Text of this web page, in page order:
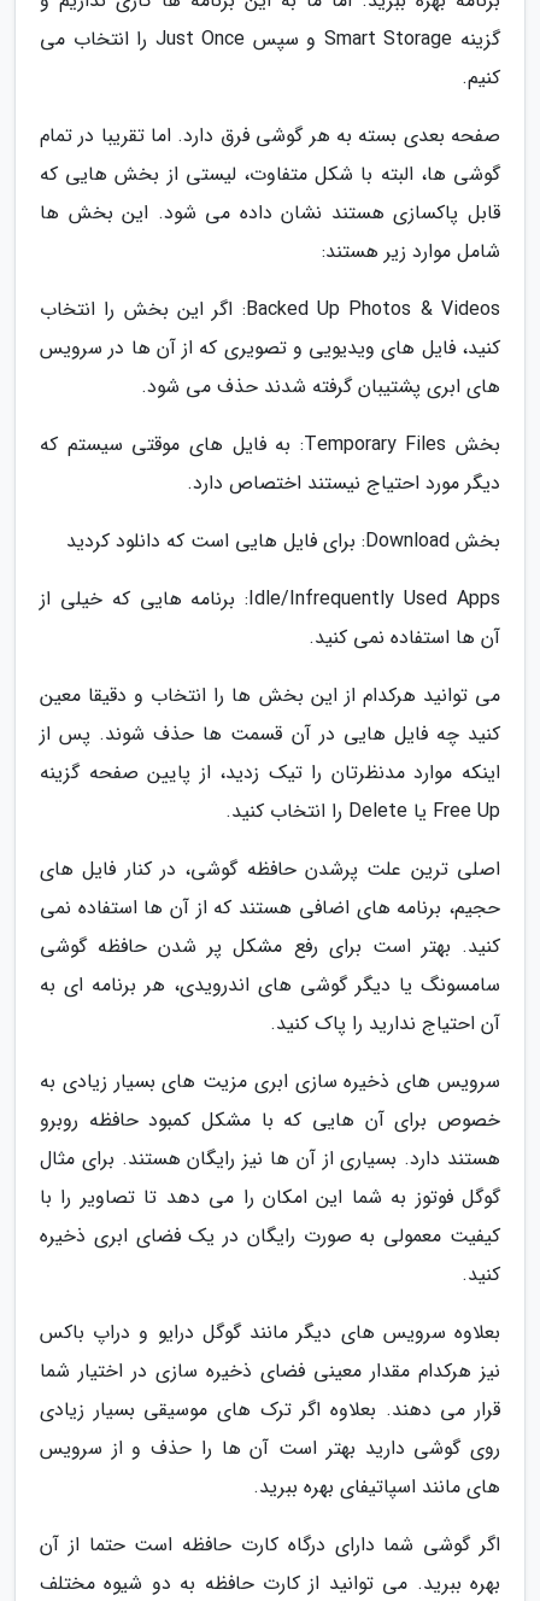
گزینه Smart Storage و سپس Just Once را انتخاب می
کنیم.
صفحه بعدی بسته به هر گوشی فرق دارد. اما تقریبا در تمام
گوشی ها، البته با شکل متفاوت، لیستی از بخش هایی که
قابل پاکسازی هستند نشان داده می شود. این بخش ها
شامل موارد زیر هستند:
Backed Up Photos & Videos: اگر این بخش را انتخاب
کنید، فایل های ویدیویی و تصویری که از آن ها در سرویس
های ابری پشتیبان گرفته شدند حذف می شود.
بخش Temporary Files: به فایل های موقتی سیستم که
دیگر مورد احتیاج نیستند اختصاص دارد.
بخش Download: برای فایل هایی است که دانلود کردید
Idle/Infrequently Used Apps: برنامه هایی که خیلی از
آن ها استفاده نمی کنید.
می توانید هرکدام از این بخش ها را انتخاب و دقیقا معین
کنید چه فایل هایی در آن قسمت ها حذف شوند. پس از
اینکه موارد مدنظرتان را تیک زدید، از پایین صفحه گزینه
Free Up یا Delete را انتخاب کنید.
اصلی ترین علت پرشدن حافظه گوشی، در کنار فایل های
حجیم، برنامه های اضافی هستند که از آن ها استفاده نمی
کنید. بهتر است برای رفع مشکل پر شدن حافظه گوشی
سامسونگ یا دیگر گوشی های اندرویدی، هر برنامه ای به
آن احتیاج ندارید را پاک کنید.
سرویس های ذخیره سازی ابری مزیت های بسیار زیادی به
خصوص برای آن هایی که با مشکل کمبود حافظه روبرو
هستند دارد. بسیاری از آن ها نیز رایگان هستند. برای مثال
گوگل فوتوز به شما این امکان را می دهد تا تصاویر را با
کیفیت معمولی به صورت رایگان در یک فضای ابری ذخیره
کنید.
بعلاوه سرویس های دیگر مانند گوگل درایو و دراپ باکس
نیز هرکدام مقدار معینی فضای ذخیره سازی در اختیار شما
قرار می دهند. بعلاوه اگر ترک های موسیقی بسیار زیادی
روی گوشی دارید بهتر است آن ها را حذف و از سرویس
های مانند اسپاتیفای بهره ببرید.
اگر گوشی شما دارای درگاه کارت حافظه است حتما از آن
بهره ببرید. می توانید از کارت حافظه به دو شیوه مختلف